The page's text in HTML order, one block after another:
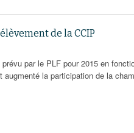
de la CCIP
par le PLF pour 2015 en
la participation de la